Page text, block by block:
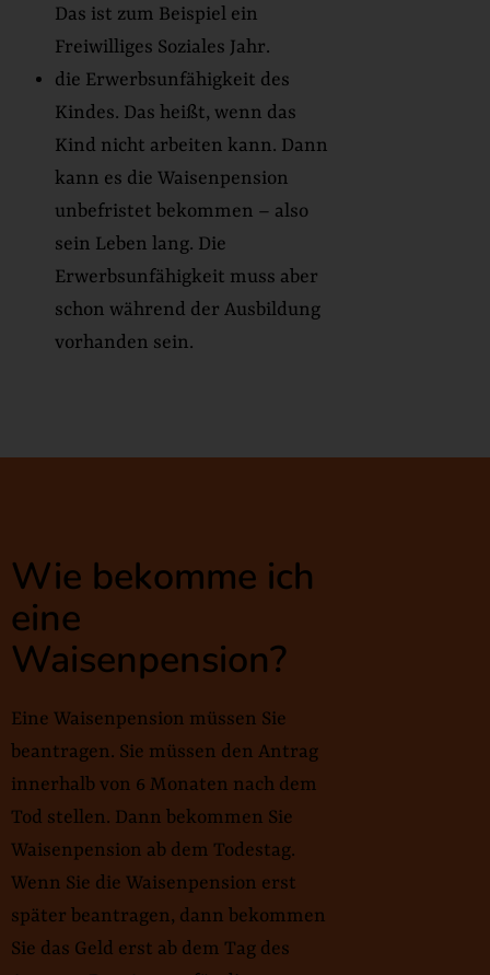
Das ist zum Beispiel ein
Freiwilliges Soziales Jahr.
die Erwerbsunfähigkeit des
Kindes. Das heißt, wenn das
Kind nicht arbeiten kann. Dann
kann es die Waisenpension
unbefristet bekommen – also
sein Leben lang. Die
Erwerbsunfähigkeit muss aber
schon während der Ausbildung
vorhanden sein.
Wie bekomme ich
eine
Waisenpension?
Eine Waisenpension müssen Sie
beantragen. Sie müssen den Antrag
innerhalb von 6 Monaten nach dem
Tod stellen. Dann bekommen Sie
Waisenpension ab dem Todestag.
Wenn Sie die Waisenpension erst
später beantragen, dann bekommen
Sie das Geld erst ab dem Tag des